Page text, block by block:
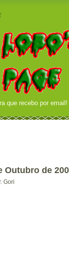
que recebo por
Outubro de
Gori